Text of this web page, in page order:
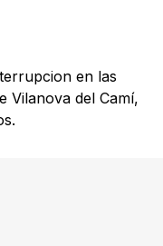
en las
Vilanova del Camí,